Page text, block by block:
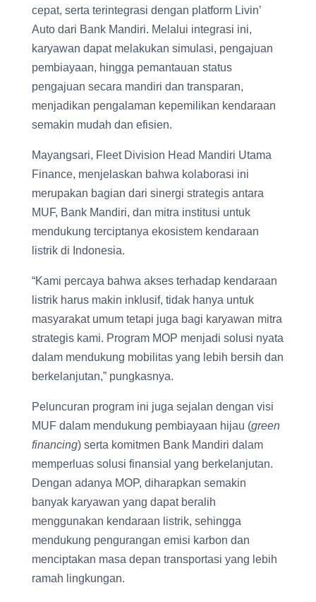
cepat, serta terintegrasi dengan platform Livin’
Auto dari Bank Mandiri. Melalui integrasi ini,
karyawan dapat melakukan simulasi, pengajuan
pembiayaan, hingga pemantauan status
pengajuan secara mandiri dan transparan,
menjadikan pengalaman kepemilikan kendaraan
semakin mudah dan efisien.
Mayangsari, Fleet Division Head Mandiri Utama
Finance, menjelaskan bahwa kolaborasi ini
merupakan bagian dari sinergi strategis antara
MUF, Bank Mandiri, dan mitra institusi untuk
mendukung terciptanya ekosistem kendaraan
listrik di Indonesia.
“Kami percaya bahwa akses terhadap kendaraan
listrik harus makin inklusif, tidak hanya untuk
masyarakat umum tetapi juga bagi karyawan mitra
strategis kami. Program MOP menjadi solusi nyata
dalam mendukung mobilitas yang lebih bersih dan
berkelanjutan,” pungkasnya.
Peluncuran program ini juga sejalan dengan visi
MUF dalam mendukung pembiayaan hijau (green
financing) serta komitmen Bank Mandiri dalam
memperluas solusi finansial yang berkelanjutan.
Dengan adanya MOP, diharapkan semakin
banyak karyawan yang dapat beralih
menggunakan kendaraan listrik, sehingga
mendukung pengurangan emisi karbon dan
menciptakan masa depan transportasi yang lebih
ramah lingkungan.